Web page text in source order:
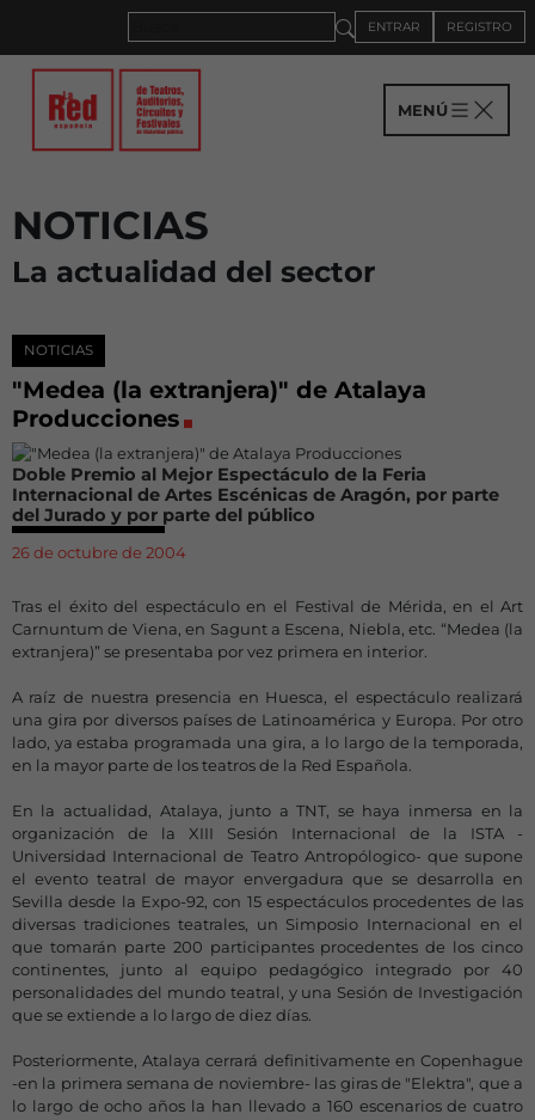
ENTRAR REGISTRO
MENÚ
NOTICIAS
La actualidad del sector
NOTICIAS
"Medea (la extranjera)" de Atalaya
Producciones
Doble Premio al Mejor Espectáculo de la Feria
Internacional de Artes Escénicas de Aragón, por parte
del Jurado y por parte del público
26 de octubre de 2004
Tras el éxito del espectáculo en el Festival de Mérida, en el Art
Carnuntum de Viena, en Sagunt a Escena, Niebla, etc. “Medea (la
extranjera)” se presentaba por vez primera en interior.
A raíz de nuestra presencia en Huesca, el espectáculo realizará
una gira por diversos países de Latinoamérica y Europa. Por otro
lado, ya estaba programada una gira, a lo largo de la temporada,
en la mayor parte de los teatros de la Red Española.
En la actualidad, Atalaya, junto a TNT, se haya inmersa en la
organización de la XIII Sesión Internacional de la ISTA -
Universidad Internacional de Teatro Antropólogico- que supone
el evento teatral de mayor envergadura que se desarrolla en
Sevilla desde la Expo-92, con 15 espectáculos procedentes de las
diversas tradiciones teatrales, un Simposio Internacional en el
que tomarán parte 200 participantes procedentes de los cinco
continentes, junto al equipo pedagógico integrado por 40
personalidades del mundo teatral, y una Sesión de Investigación
que se extiende a lo largo de diez días.
Posteriormente, Atalaya cerrará definitivamente en Copenhague
-en la primera semana de noviembre- las giras de "Elektra", que a
lo largo de ocho años la han llevado a 160 escenarios de cuatro